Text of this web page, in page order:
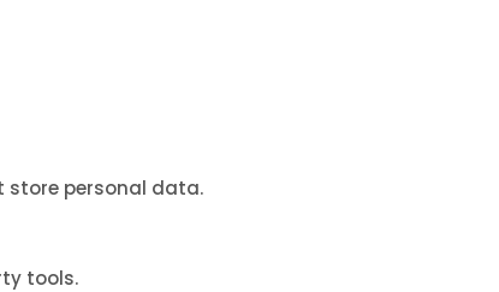
store personal data.
tools.